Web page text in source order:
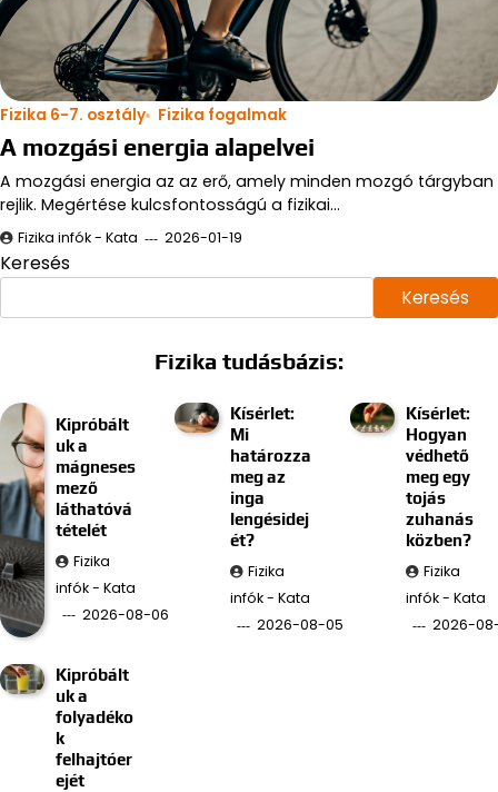
Fizika 6-7. osztály Fizika fogalmak
A mozgási energia alapelvei
A mozgási energia az az erő, amely minden mozgó tárgyban
rejlik. Megértése kulcsfontosságú a fizikai…
Fizika infók - Kata 2026-01-19
Keresés
Keresés
Fizika tudásbázis:
Kipróbált
uk a
mágneses
mező
láthatóvá
tételét
Fizika
infók - Kata
2026-08-06
Kísérlet:
Mi
határozza
meg az
inga
lengésidej
ét?
Fizika
infók - Kata
2026-08-05
Kísérlet:
Hogyan
védhető
meg egy
tojás
zuhanás
közben?
Fizika
infók - Kata
2026-
Kipróbált
uk a
folyadéko
k
felhajtóer
ejét